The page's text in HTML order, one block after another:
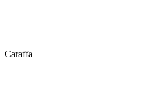
Caraffa